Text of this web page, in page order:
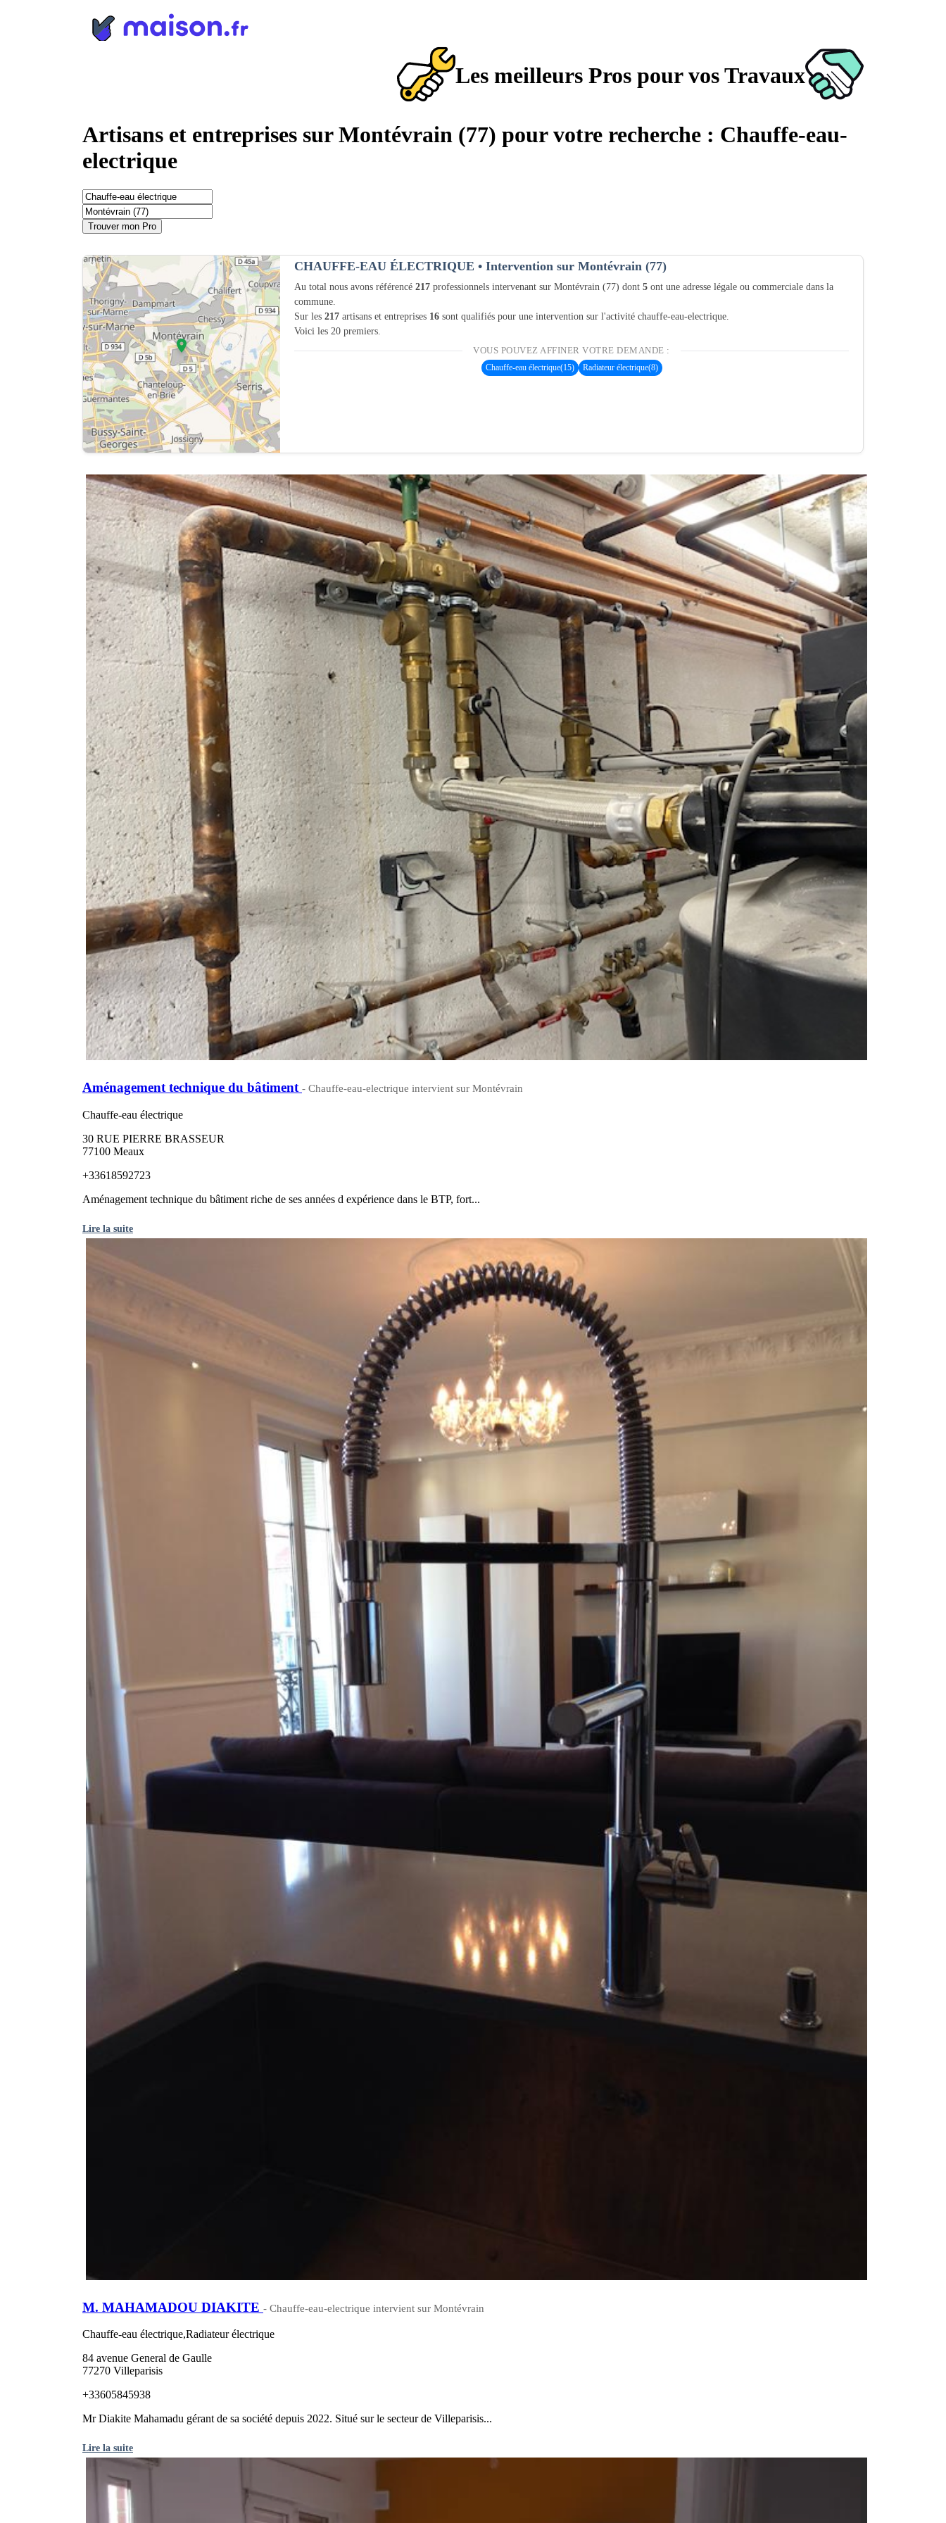
Les meilleurs Pros pour vos Travaux
Artisans et entreprises sur Montévrain (77) pour votre recherche : Chauffe-eau-
electrique
Trouver mon Pro
CHAUFFE-EAU ÉLECTRIQUE • Intervention sur Montévrain (77)
Au total nous avons référencé 217 professionnels intervenant sur Montévrain (77) dont 5 ont une adresse légale ou commerciale dans la
commune.
Sur les 217 artisans et entreprises 16 sont qualifiés pour une intervention sur l'activité chauffe-eau-electrique.
Voici les 20 premiers.
VOUS POUVEZ AFFINER VOTRE DEMANDE :
Chauffe-eau électrique(15) Radiateur électrique(8)
Aménagement technique du bâtiment - Chauffe-eau-electrique intervient sur Montévrain
Chauffe-eau électrique
30 RUE PIERRE BRASSEUR
77100 Meaux
+33618592723
Aménagement technique du bâtiment riche de ses années d expérience dans le BTP, fort...
Lire la suite
M. MAHAMADOU DIAKITE - Chauffe-eau-electrique intervient sur Montévrain
Chauffe-eau électrique,Radiateur électrique
84 avenue General de Gaulle
77270 Villeparisis
+33605845938
Mr Diakite Mahamadu gérant de sa société depuis 2022. Situé sur le secteur de Villeparisis...
Lire la suite